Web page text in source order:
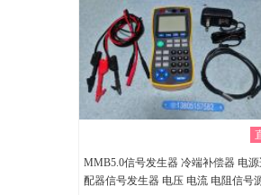
MMB5.0信号发生器 冷端补偿器 电
配器信号发生器 电压 电流 电阻信号